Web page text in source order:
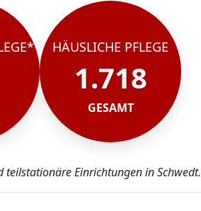
HÄUSLICHE PFLEGE
1.718
GESAMT
Einrichtungen in Schwedt.